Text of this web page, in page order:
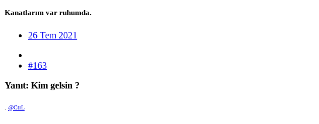
Kanatlarım var ruhumda.
26 Tem 2021
#163
Yanıt: Kim gelsin ?
. @CtrL